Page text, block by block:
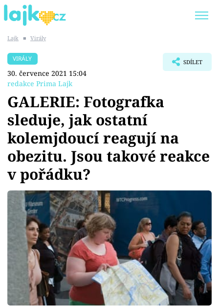
SHOPAHOLICADEL
Témata
Showbyznys
Youtubeři
Virály
Sex a vztahy
Videa
Sledujte prima+
Přihlášení
Lajk ■ Virály
VIRÁLY
30. července 2021 15:04
redakce Prima Lajk
SDÍLET
GALERIE: Fotografka
sleduje, jak ostatní
kolemjdoucí reagují na
obezitu. Jsou takové reakce
v pořádku?